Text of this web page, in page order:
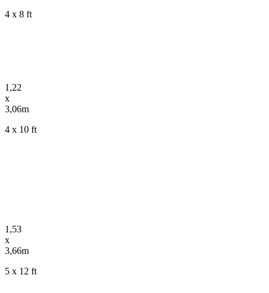
4 x 8 ft
1,22
x
3,06m
4 x 10 ft
1,53
x
3,66m
5 x 12 ft